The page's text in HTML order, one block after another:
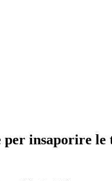
per insaporire le